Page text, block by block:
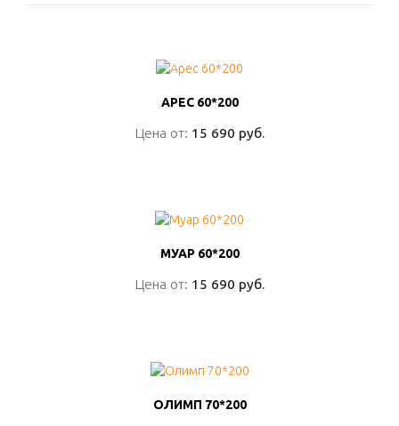
АРЕС 60*200
Цена от: 15 690 руб.
АРЕС 60*200
Цена от: 15 690 руб.
МУАР 60*200
Цена от: 15 690 руб.
МУАР 60*200
Цена от: 15 690 руб.
ОЛИМП 70*200
ОЛИМП 70*200